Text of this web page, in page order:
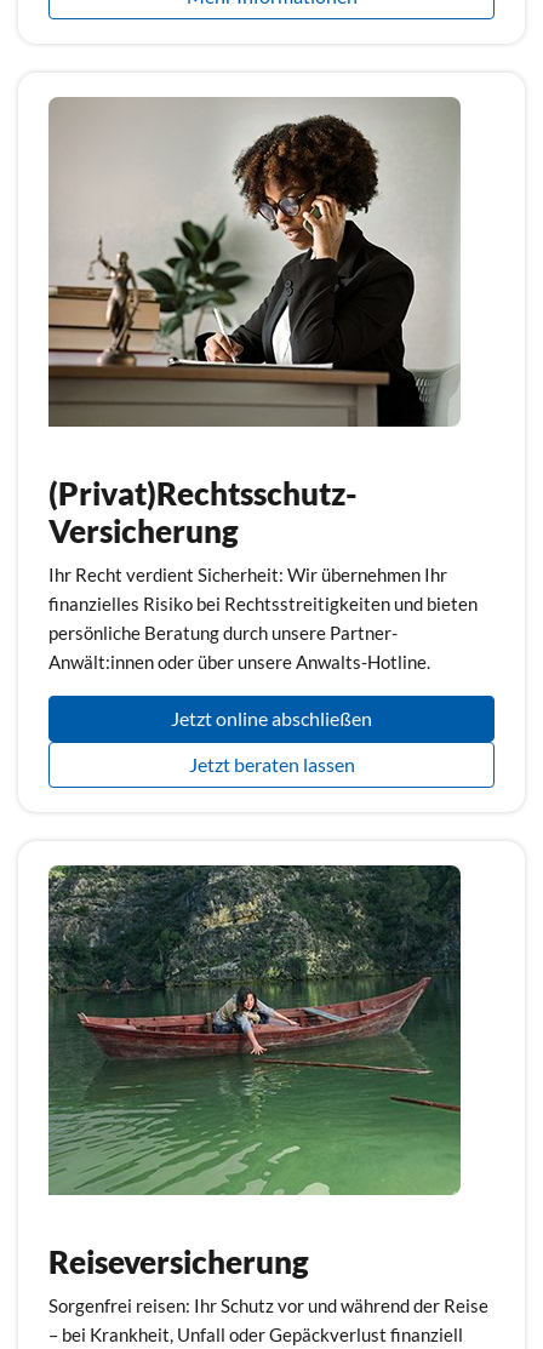
(Privat)Rechtsschutz-
Versicherung
Ihr Recht verdient Sicherheit: Wir übernehmen Ihr
finanzielles Risiko bei Rechtsstreitigkeiten und bieten
persönliche Beratung durch unsere Partner-
Anwält:innen oder über unsere Anwalts-Hotline.
Jetzt online abschließen
Jetzt beraten lassen
Reiseversicherung
Sorgenfrei reisen: Ihr Schutz vor und während der Reise
– bei Krankheit, Unfall oder Gepäckverlust finanziell